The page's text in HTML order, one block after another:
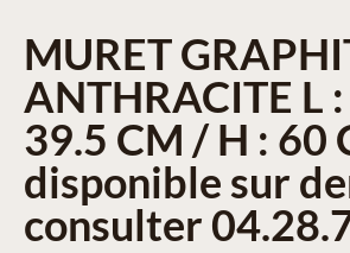
MURET
ANTHRACITE L
39.5 CM / H : 60
disponible sur
consulter